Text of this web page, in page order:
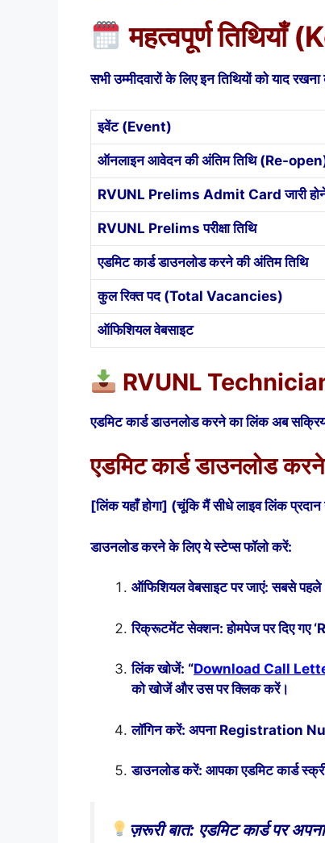
महत्वपूर्ण तिथियाँ
सभी उम्मीदवारों के लिए इन तिथियों को याद
इवेंट (Event)
ऑनलाइन आवेदन की अंतिम तिथि (Re-
RVUNL Prelims Admit Card जारी होने
RVUNL Prelims परीक्षा तिथि
एडमिट कार्ड डाउनलोड करने की अंतिम तिथि
कुल रिक्त पद (Total Vacancies)
ऑफिशियल वेबसाइट
RVUNL
एडमिट कार्ड डाउनलोड करने का लिंक अब
एडमिट कार्ड डाउनलोड
[लिंक यहाँ होगा] (चूंकि मैं सीधे लाइव लिंक
डाउनलोड करने के लिए ये स्टेप्स फॉलो करें:
ऑफिशियल वेबसाइट पर जाएं: सबसे
रिक्रूटमेंट सेक्शन: होमपेज पर दिए गए
लिंक खोजें: “Download Call
को खोजें और उस पर क्लिक करें।
लॉगिन करें: अपना Registration
डाउनलोड करें: आपका एडमिट कार्ड
ज़रूरी बात: एडमिट कार्ड पर